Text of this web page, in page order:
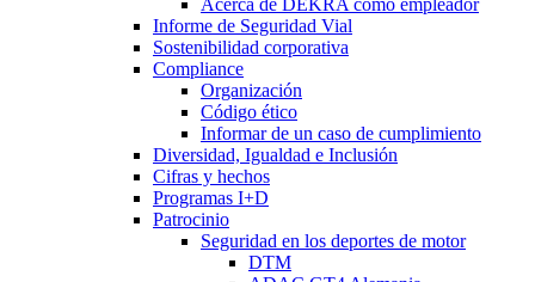
Acerca de DEKRA como empleador
Informe de Seguridad Vial
Sostenibilidad corporativa
Compliance
Organización
Código ético
Informar de un caso de cumplimiento
Diversidad, Igualdad e Inclusión
Cifras y hechos
Programas I+D
Patrocinio
Seguridad en los deportes de motor
DTM